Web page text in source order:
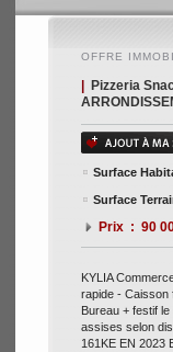
OFFRE
Pizzeria
Surface
Surface
Prix : 90
KYLIA
rapide - Caisson
Bureau + festif
assises selon
161KE EN 2023